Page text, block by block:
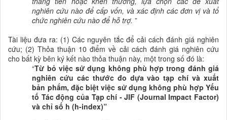
nghiên cứu nào để cấp vốn, và xác định các đơn vị và tổ
chức nghiên cứu nào để hỗ trợ. ”
Tài liệu đưa ra: (1) Các nguyên tắc để cải cách đánh giá nghiên
cứu; (2) Thỏa thuận 10 điểm về cải cách đánh giá nghiên cứu
cho bất kỳ bên ký kết nào thỏa thuận này, một trong số đó là:
“Từ bỏ việc sử dụng không phù hợp trong đánh giá
nghiên cứu các thước đo dựa vào tạp chí và xuất
bản phẩm, đặc biệt việc sử dụng không phù hợp Yếu
tố Tác động của Tạp chí - JIF (Journal Impact Factor)
và chỉ số h (h-index)”